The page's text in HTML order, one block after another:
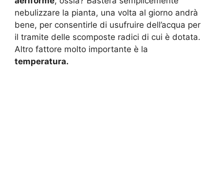
nebulizzare la pianta, una volta al giorno andrà
bene, per consentirle di usufruire dell’acqua per
il tramite delle scomposte radici di cui è dotata.
Altro fattore molto importante è la
temperatura.